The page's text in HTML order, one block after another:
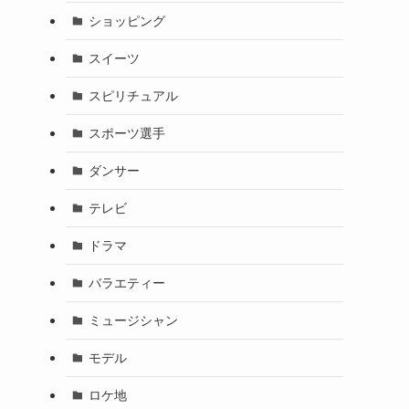
ショッピング
スイーツ
スピリチュアル
スポーツ選手
ダンサー
テレビ
ドラマ
バラエティー
ミュージシャン
モデル
ロケ地